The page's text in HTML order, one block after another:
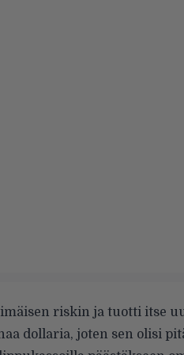
riskin ja tuotti itse
dollaria, joten sen olisi